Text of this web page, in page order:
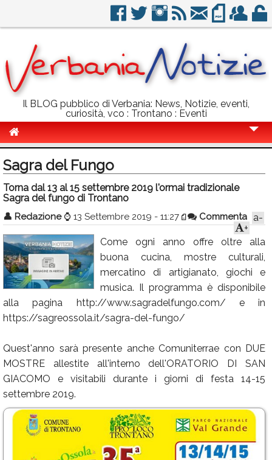
Il BLOG pubblico di Verbania: News, Notizie, eventi,
curiosità, vco : Trontano : Eventi
Politica
Sport
Eventi
Info Utili
Rubriche
Calendario
Annunci
Sagra del Fungo
Torna dal 13 al 15 settembre 2019 l'ormai tradizionale
Sagra del fungo di Trontano
👤 Redazione ⌚ 13 Settembre 2019 - 11:27 Commenta
a-
+
Come ogni anno offre oltre alla
buona cucina, mostre culturali,
mercatino di artigianato, giochi e
musica. Il programma è disponibile
alla pagina http://www.sagradelfungo.com/ e in
https://sagreossola.it/sagra-del-fungo/
Quest'anno sarà presente anche Comuniterrae con DUE
MOSTRE allestite all'interno dell'ORATORIO DI SAN
GIACOMO e visitabili durante i giorni di festa 14-15
settembre 2019.